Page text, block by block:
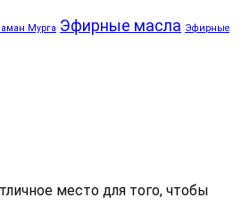
Мурга Эфирные масла Эфирные
место для того, чтобы